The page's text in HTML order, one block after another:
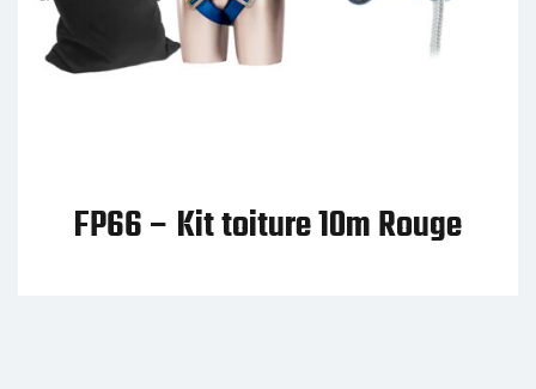
FP66 – Kit toiture 10m Rouge